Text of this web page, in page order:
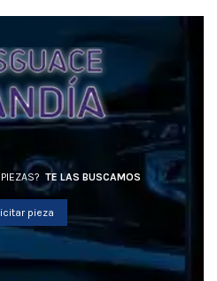
TE LAS BUSCAMOS
pieza